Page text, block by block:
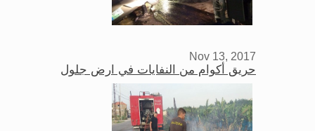
Nov 13, 2017
حريق أكوام من النفايات في ارض جلول